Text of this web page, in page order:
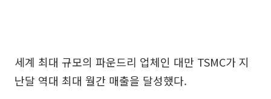
세계 최대 규모의 파운드리 업체인 대만 TSMC가 지
난달 역대 최대 월간 매출을 달성했다.